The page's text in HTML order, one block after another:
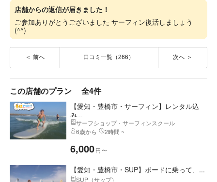
店舗からの返信が届きました！
ご参加ありがとうございました サーフィン復活しましょう
(^^)
前へ 口コミ一覧（266） 次へ
この店舗のプラン 全4件
【愛知・豊橋市・サーフィン】レンタル込
み...
サーフショップ・サーフィンスクール
6歳から
2時間 ~
6,000円 〜
【愛知・豊橋市・SUP】ボードに乗って、...
SUP（サップ）